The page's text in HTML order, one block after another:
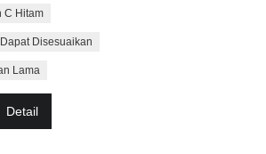
C Hitam
Disesuaikan
Lama
Detail